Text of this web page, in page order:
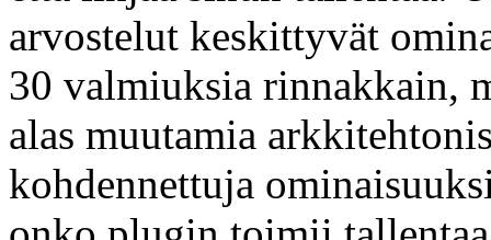
arvostelut keskittyvät
30 valmiuksia rinnakkain,
alas muutamia
kohdennettuja